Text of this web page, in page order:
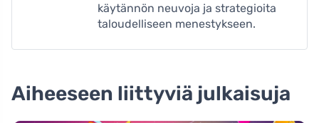
käytännön neuvoja ja strategioita
taloudelliseen menestykseen.
Aiheeseen liittyviä julkaisuja